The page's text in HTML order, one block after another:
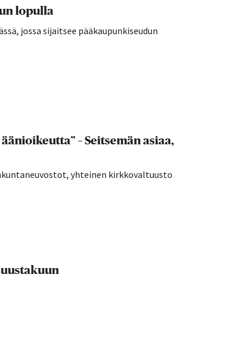
lopulla
jossa sijaitsee pääkaupunkiseudun
– Seitsemän asiaa,
yhteinen kirkkovaltuusto